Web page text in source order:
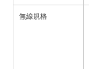
無線規格